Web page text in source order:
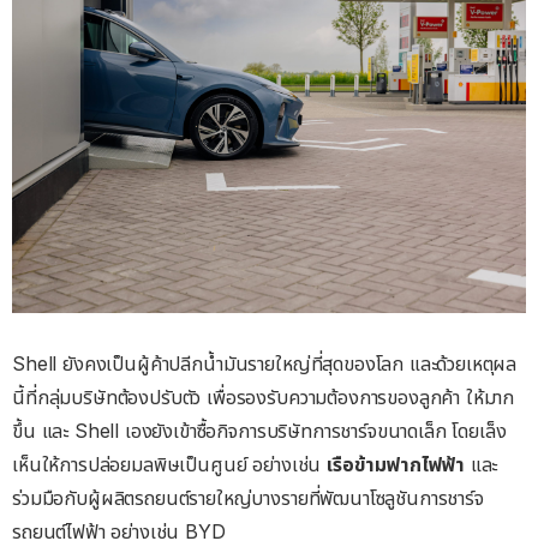
Shell ยังคงเป็นผู้ค้าปลีกน้ำมันรายใหญ่ที่สุดของโลก และด้วยเหตุผล
นี้ที่กลุ่มบริษัทต้องปรับตัว เพื่อรองรับความต้องการของลูกค้า ให้มาก
ขึ้น และ Shell เองยังเข้าซื้อกิจการบริษัทการชาร์จขนาดเล็ก โดยเล็ง
เห็นให้การปล่อยมลพิษเป็นศูนย์ อย่างเช่น เรือข้ามฟากไฟฟ้า และ
ร่วมมือกับผู้ผลิตรถยนต์รายใหญ่บางรายที่พัฒนาโซลูชันการชาร์จ
รถยนต์ไฟฟ้า อย่างเช่น BYD